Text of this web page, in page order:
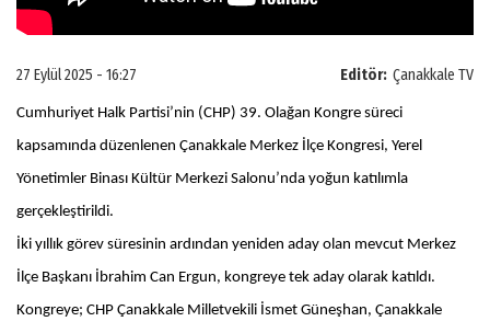
Editör: Çanakkale TV
27 Eylül 2025 - 16:27
Cumhuriyet Halk Partisi’nin (CHP) 39. Olağan Kongre süreci
kapsamında düzenlenen Çanakkale Merkez İlçe Kongresi, Yerel
Yönetimler Binası Kültür Merkezi Salonu’nda yoğun katılımla
gerçekleştirildi.
İki yıllık görev süresinin ardından yeniden aday olan mevcut Merkez
İlçe Başkanı İbrahim Can Ergun, kongreye tek aday olarak katıldı.
Kongreye; CHP Çanakkale Milletvekili İsmet Güneşhan, Çanakkale